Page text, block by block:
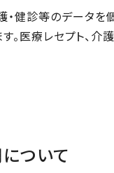
健診等のデータを
医療レセプト、介
ついて